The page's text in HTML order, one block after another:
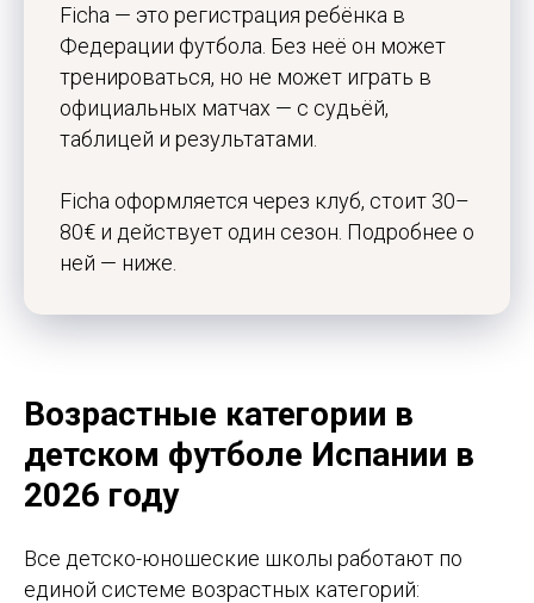
Ficha — это регистрация ребёнка в
Федерации футбола. Без неё он может
тренироваться, но не может играть в
официальных матчах — с судьёй,
таблицей и результатами.
Ficha оформляется через клуб, стоит 30–
80€ и действует один сезон. Подробнее о
ней — ниже.
Возрастные категории в
детском футболе Испании в
2026 году
Все детско-юношеские школы работают по
единой системе возрастных категорий: